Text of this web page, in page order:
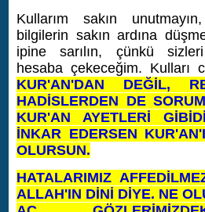
Kullarım sakın
bilgilerin sakın ardına
ipine sarılın, çünkü
hesaba çekeceğim. Kulları
KUR'AN'DAN DEĞİL,
HADİSLERDEN DE
KUR'AN AYETLERİ
İNKAR EDERSEN
OLURSUN.
HATALARIMIZ
ALLAH'IN DİNİ DİYE. NE